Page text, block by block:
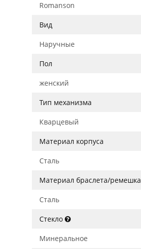
Romanson
Вид
Наручные
Пол
женский
Тип механизма
Кварцевый
Материал корпуса
Сталь
Материал браслета/ремешка
Сталь
Стекло
Минеральное